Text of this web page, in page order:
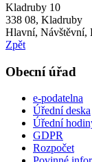
Kladruby 10
338 08, Kladruby
Hlavní, Návštěvní,
Zpět
Obecní úřad
e-podatelna
Úřední deska
Úřední
GDPR
Rozpočet